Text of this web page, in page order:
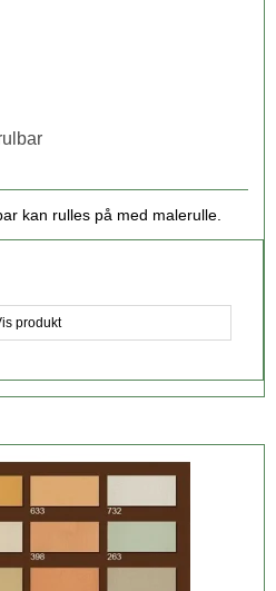
kan rulles på med malerulle.
produkt